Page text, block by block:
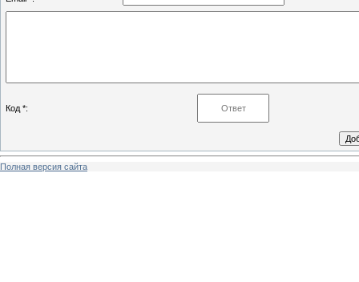
Код *:
Полная версия сайта